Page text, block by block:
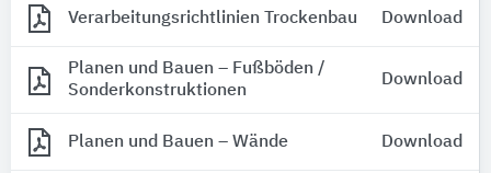
Verarbeitungsrichtlinien Trockenbau Download
Planen und Bauen – Fußböden /
Sonderkonstruktionen
Download
Planen und Bauen – Wände Download